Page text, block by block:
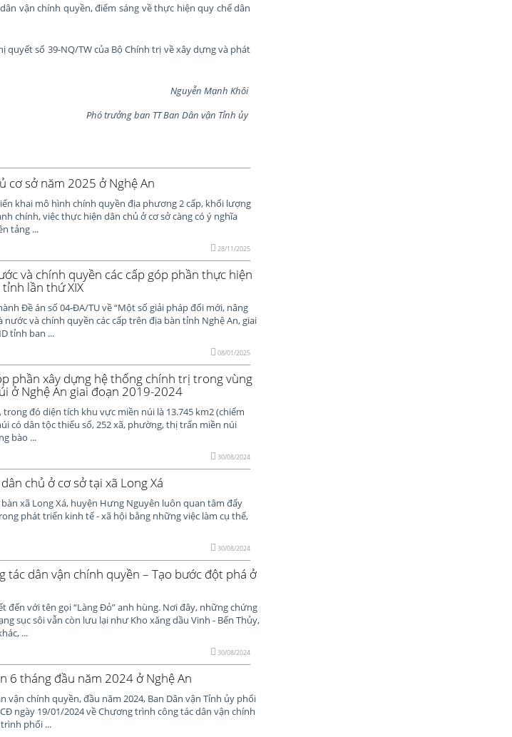
vận chính quyền, điểm sáng về thực hiện quy chế dân
số 39-NQ/TW của Bộ Chính trị về xây dựng và phát
Nguyễn Mạnh Khôi
trưởng ban TT Ban Dân vận Tỉnh ủy
cơ sở năm 2025 ở Nghệ An
khai mô hình chính quyền địa phương 2 cấp, khối lượng
chính, việc thực hiện dân chủ ở cơ sở càng có ý nghĩa
tảng ...
28/11/2025
và chính quyền các cấp góp phần thực hiện
lần thứ XIX
Đề án số 04-ĐA/TU về “Một số giải pháp đổi mới, nâng
và chính quyền các cấp trên địa bàn tỉnh Nghệ An, giai
tỉnh ban ...
08/01/2025
phần xây dựng hệ thống chính trị trong vùng
ở Nghệ An giai đoạn 2019-2024
đó diện tích khu vực miền núi là 13.745 km2 (chiếm
có dân tộc thiểu số, 252 xã, phường, thị trấn miền núi
bào ...
30/08/2024
chủ ở cơ sở tại xã Long Xá
xã Long Xá, huyện Hưng Nguyên luôn quan tâm đẩy
phát triển kinh tế - xã hội bằng những việc làm cụ thể,
30/08/2024
tác dân vận chính quyền – Tạo bước đột phá ở
đến với tên gọi “Làng Đỏ” anh hùng. Nơi đây, những chứng
sục sôi vẫn còn lưu lại như Kho xăng dầu Vinh - Bến Thủy,
...
30/08/2024
6 tháng đầu năm 2024 ở Nghệ An
chính quyền, đầu năm 2024, Ban Dân vận Tỉnh ủy phối
ngày 19/01/2024 về Chương trình công tác dân vận chính
phối ...